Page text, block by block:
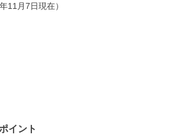
11月7日現在）
イント